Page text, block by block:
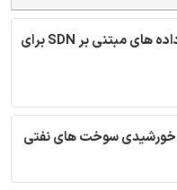
ترجمه مقاله امنیت انتقال داده های مبتنی بر SDN برای
خورشیدی سوخت های نفتی